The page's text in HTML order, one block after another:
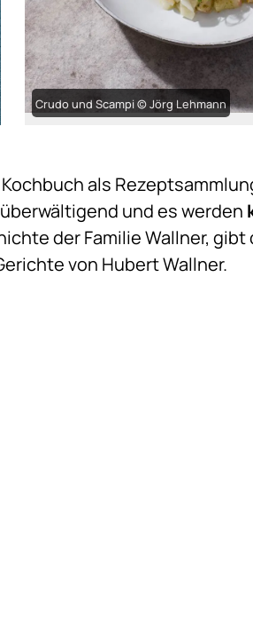
Crudo und Scampi © Jörg Lehmann
als
und es werden
der Familie Wallner,
von Hubert Wallner.